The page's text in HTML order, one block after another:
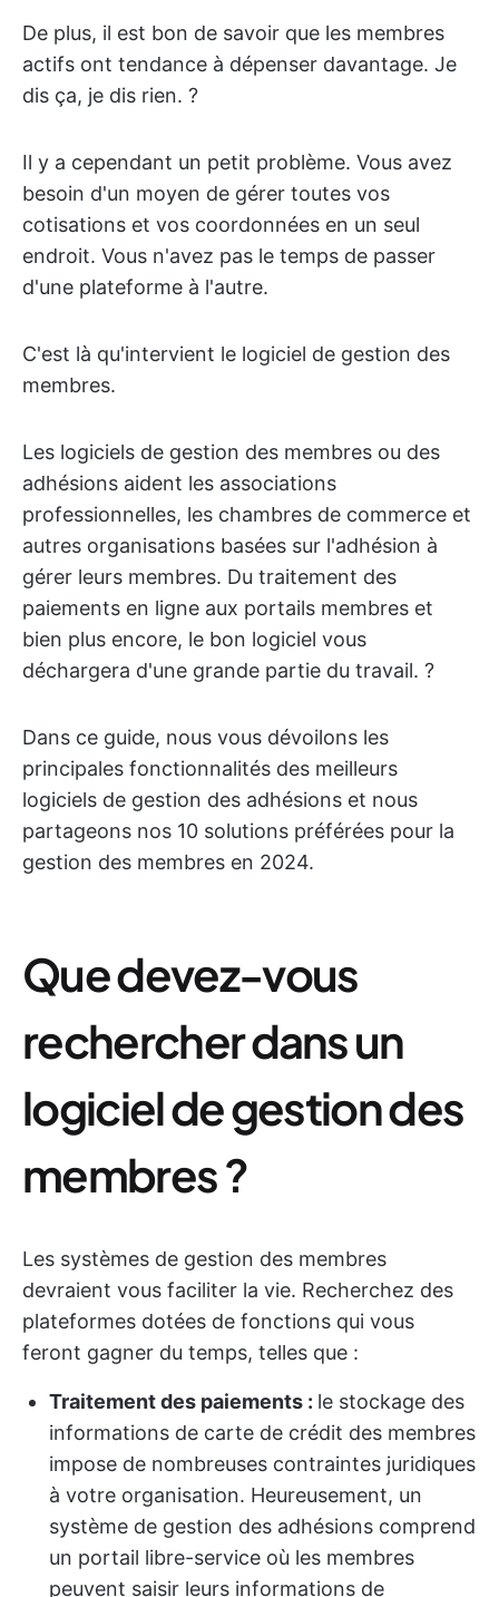
De plus, il est bon de savoir que les membres
actifs ont tendance à dépenser davantage. Je
dis ça, je dis rien. ?
Il y a cependant un petit problème. Vous avez
besoin d'un moyen de gérer toutes vos
cotisations et vos coordonnées en un seul
endroit. Vous n'avez pas le temps de passer
d'une plateforme à l'autre.
C'est là qu'intervient le logiciel de gestion des
membres.
Les logiciels de gestion des membres ou des
adhésions aident les associations
professionnelles, les chambres de commerce et
autres organisations basées sur l'adhésion à
gérer leurs membres. Du traitement des
paiements en ligne aux portails membres et
bien plus encore, le bon logiciel vous
déchargera d'une grande partie du travail. ?️
Dans ce guide, nous vous dévoilons les
principales fonctionnalités des meilleurs
logiciels de gestion des adhésions et nous
partageons nos 10 solutions préférées pour la
gestion des membres en 2024.
Que devez-vous
rechercher dans un
logiciel de gestion des
membres ?
Les systèmes de gestion des membres
devraient vous faciliter la vie. Recherchez des
plateformes dotées de fonctions qui vous
feront gagner du temps, telles que :
Traitement des paiements : le stockage des
informations de carte de crédit des membres
impose de nombreuses contraintes juridiques
à votre organisation. Heureusement, un
système de gestion des adhésions comprend
un portail libre-service où les membres
peuvent saisir leurs informations de